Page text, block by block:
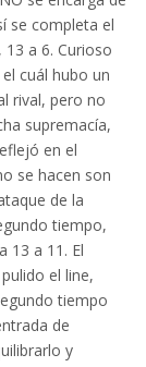
se completa el
13 a 6. Curioso
cuál hubo un
rival, pero no
supremacía,
en el
se hacen son
de la
tiempo,
13 a 11. El
el line,
tiempo
de
y